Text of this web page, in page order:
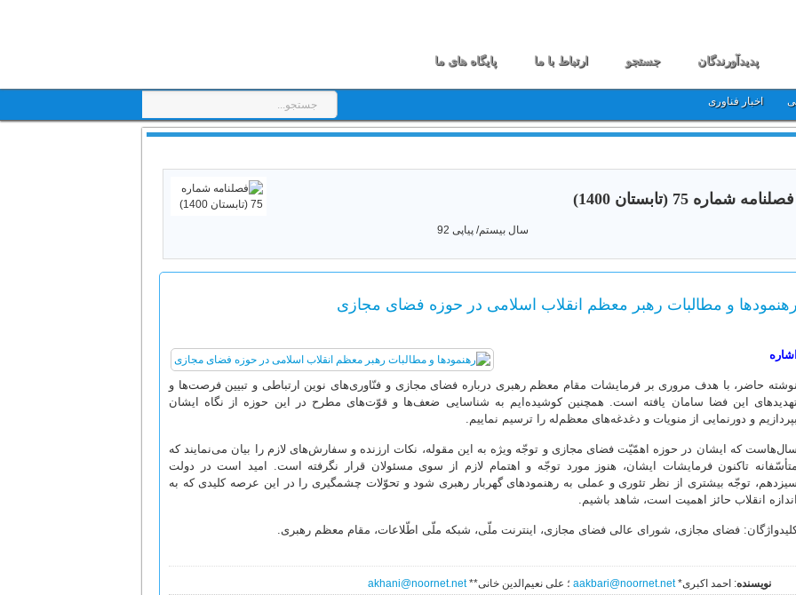
پدیدآورندگان جستجو ارتباط با ما پایگاه های ما
اخبار فناوری
فصلنامه شماره 75 (تابستان 1400)
سال بیستم/ پیاپی 92
رهنمودها و مطالبات رهبر معظم انقلاب اسلامی در حوزه فضای مجازی
اشاره
نوشته حاضر، با هدف مروری بر فرمایشات مقام معظم رهبری درباره فضای مجازی و فنّاوری‌های نوین ارتباطی و تبیین فرصت‌ها و
این فضا سامان یافته است. همچنین کوشیده‌ایم به شناسایی ضعف‌ها و قوّت‌های مطرح در این حوزه از نگاه ایشان
بپردازیم و دورنمایی از منویات و دغدغه‌های معظم‌له را ترسیم نماییم.
سال‌هاست که ایشان در حوزه اهمّیّت فضای مجازی و توجّه ویژه به این مقوله، نکات ارزنده و سفارش‌های لازم را بیان می‌نمایند که
متأسّفانه تاکنون فرمایشات ایشان، هنوز مورد توجّه و اهتمام لازم از سوی مسئولان قرار نگرفته است. امید است در دولت
سیزدهم، توجّه بیشتری از نظر تئوری و عملی به رهنمودهای گهربار رهبری شود و تحوّلات چشمگیری را در این عرصه کلیدی که به
اندازه انقلاب حائز اهمیت است، شاهد باشیم.
فضای مجازی، شورای عالی فضای مجازی، اینترنت ملّی، شبکه ملّی اطّلاعات، مقام معظم رهبری.
نویسنده: احمد اکبری*aakbari@noornet.net ؛ علی نعیم‌الدین خانی**akhani@noornet.net